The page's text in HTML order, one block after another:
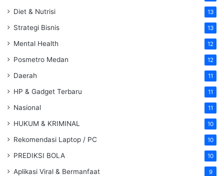
Diet & Nutrisi 13
Strategi Bisnis 13
Mental Health 12
Posmetro Medan 12
Daerah 11
HP & Gadget Terbaru 11
Nasional 11
HUKUM & KRIMINAL 10
Rekomendasi Laptop / PC 10
PREDIKSI BOLA 10
Aplikasi Viral & Bermanfaat 9